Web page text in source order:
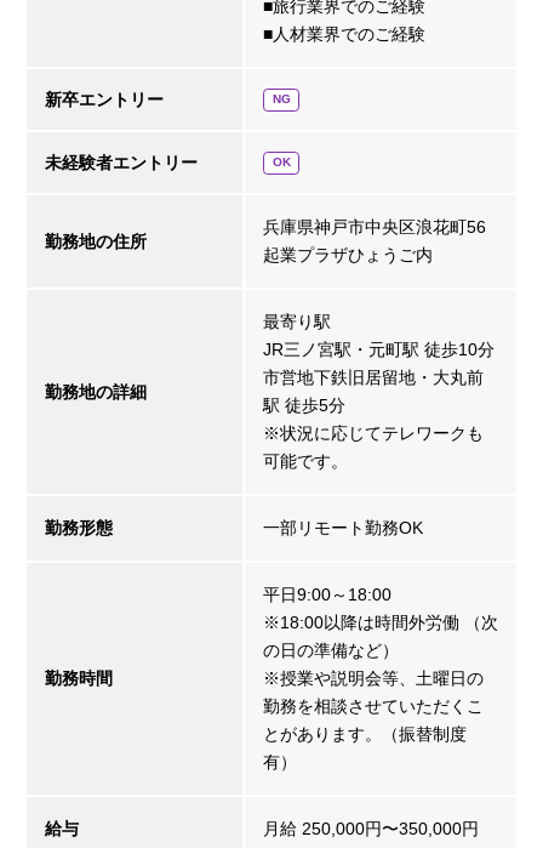
■旅行業界でのご経験
■人材業界でのご経験
新卒エントリー NG
未経験者エントリー OK
勤務地の住所
兵庫県神戸市中央区浪花町56
起業プラザひょうご内
勤務地の詳細
最寄り駅
JR三ノ宮駅・元町駅 徒歩10分
市営地下鉄旧居留地・大丸前
駅 徒歩5分
※状況に応じてテレワークも
可能です。
勤務形態 一部リモート勤務OK
勤務時間
平日9:00～18:00
※18:00以降は時間外労働 （次
の日の準備など）
※授業や説明会等、土曜日の
勤務を相談させていただくこ
とがあります。（振替制度
有）
給与 月給 250,000円〜350,000円